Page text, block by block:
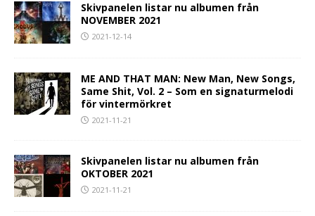
Skivpanelen listar nu albumen från
NOVEMBER 2021
2021-12-14
ME AND THAT MAN: New Man, New Songs,
Same Shit, Vol. 2 – Som en signaturmelodi
för vintermörkret
2021-11-21
Skivpanelen listar nu albumen från
OKTOBER 2021
2021-11-21